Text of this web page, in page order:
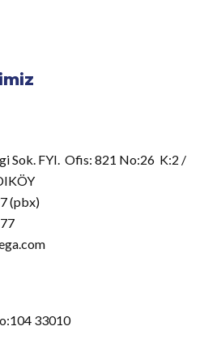
Sok. FYI. Ofis: 821 No:26 K:2 /
(pbx)
33010